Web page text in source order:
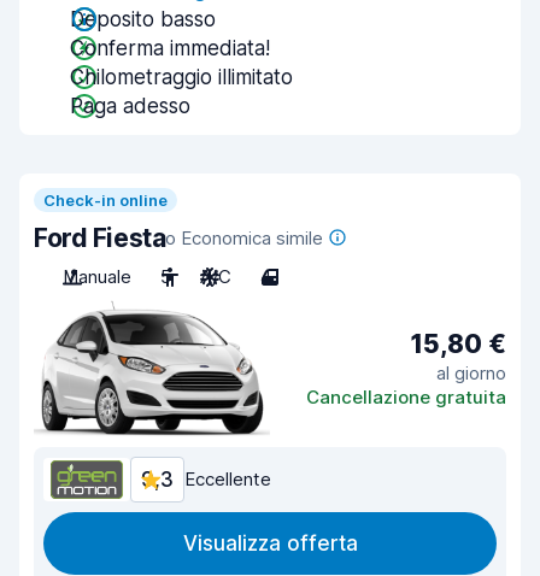
Deposito basso
Conferma immediata!
Chilometraggio illimitato
Paga adesso
Check-in online
Ford Fiestao Economica simile
Manuale
5 A/C 4
15,80 €
al giorno
Cancellazione gratuita
9,3 Eccellente
Visualizza offerta